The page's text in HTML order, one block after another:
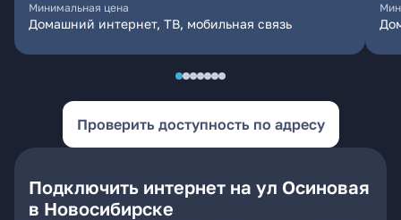
Минимальная цена
Домашний интернет, ТВ, мобильная связь
Проверить доступность по адресу
Подключить интернет на ул Осиновая
в Новосибирске